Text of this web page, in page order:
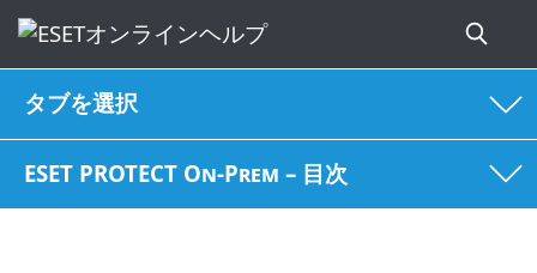
タブを選択
ESET PROTECT On-Prem – 目次